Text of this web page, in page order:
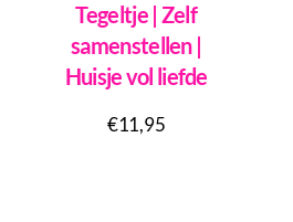
Tegeltje | Zelf
samenstellen |
Huisje vol liefde
€11,95